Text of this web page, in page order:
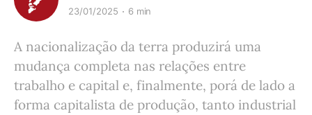
23/01/2025 6 min
A nacionalização da terra produzirá uma
mudança completa nas relações entre
trabalho e capital e, finalmente, porá de lado a
forma capitalista de produção, tanto industrial